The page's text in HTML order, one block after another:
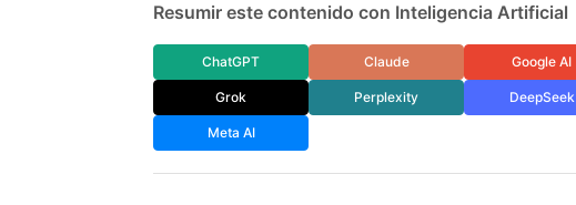
Resumir este contenido con Inteligencia Artificial
ChatGPT Claude Google AI
Grok Perplexity DeepSeek
Meta AI